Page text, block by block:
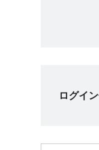
ログイ